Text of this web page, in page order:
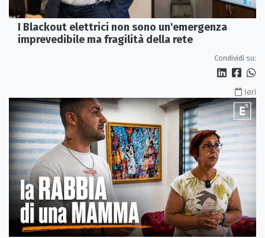
I Blackout elettrici non sono un'emergenza
imprevedibile ma fragilità della rete
Condividi su:
Ieri